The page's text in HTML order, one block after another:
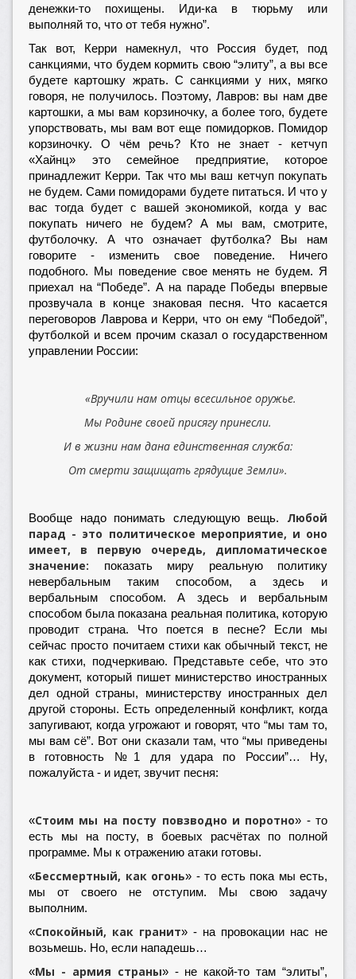
денежки-то похищены. Иди-ка в тюрьму или
выполняй то, что от тебя нужно”.
Так вот, Керри намекнул, что Россия будет, под
санкциями, что будем кормить свою “элиту”, а вы все
будете картошку жрать. С санкциями у них, мягко
говоря, не получилось. Поэтому, Лавров: вы нам две
картошки, а мы вам корзиночку, а более того, будете
упорствовать, мы вам вот еще помидорков. Помидор
корзиночку. О чём речь? Кто не знает - кетчуп
«Хайнц» это семейное предприятие, которое
принадлежит Керри. Так что мы ваш кетчуп покупать
не будем. Сами помидорами будете питаться. И что у
вас тогда будет с вашей экономикой, когда у вас
покупать ничего не будем? А мы вам, смотрите,
футболочку. А что означает футболка? Вы нам
говорите - изменить свое поведение. Ничего
подобного. Мы поведение свое менять не будем. Я
приехал на “Победе”. А на параде Победы впервые
прозвучала в конце знаковая песня. Что касается
переговоров Лаврова и Керри, что он ему “Победой”,
футболкой и всем прочим сказал о государственном
управлении России:
«Вручили нам отцы всесильное оружье.
Мы Родине своей присягу принесли.
И в жизни нам дана единственная служба:
От смерти защищать грядущие Земли».
Вообще надо понимать следующую вещь. Любой
парад - это политическое мероприятие, и оно
имеет, в первую очередь, дипломатическое
значение: показать миру реальную политику
невербальным таким способом, а здесь и
вербальным способом. А здесь и вербальным
способом была показана реальная политика, которую
проводит страна. Что поется в песне? Если мы
сейчас просто почитаем стихи как обычный текст, не
как стихи, подчеркиваю. Представьте себе, что это
документ, который пишет министерство иностранных
дел одной страны, министерству иностранных дел
другой стороны. Есть определенный конфликт, когда
запугивают, когда угрожают и говорят, что “мы там то,
мы вам сё”. Вот они сказали там, что “мы приведены
в готовность №1 для удара по России”… Ну,
пожалуйста - и идет, звучит песня:
«Стоим мы на посту повзводно и поротно» - то
есть мы на посту, в боевых расчётах по полной
программе. Мы к отражению атаки готовы.
«Бессмертный, как огонь» - то есть пока мы есть,
мы от своего не отступим. Мы свою задачу
выполним.
«Спокойный, как гранит» - на провокации нас не
возьмешь. Но, если нападешь…
«Мы - армия страны» - не какой-то там “элиты”,